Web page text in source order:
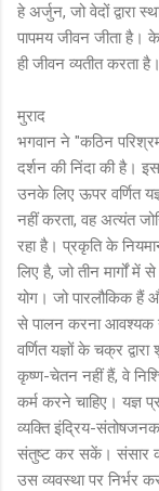
हे अर्जुन, जो वेदों द्वारा
पापमय जीवन जीता है।
ही जीवन व्यतीत करता है।
मुराद
भगवान ने "कठिन
दर्शन की निंदा की है।
उनके लिए ऊपर वर्णित
नहीं करता, वह अत्यंत
रहा है। प्रकृति के
लिए है, जो तीन मार्गों में
योग। जो पारलौकिक हैं
से पालन करना आवश्यक
वर्णित यज्ञों के चक्र
कृष्ण-चेतन नहीं हैं, वे
कर्म करने चाहिए। यज्ञ
व्यक्ति इंद्रिय-
संतुष्ट कर सकें। संसार की
उस व्यवस्था पर निर्भर